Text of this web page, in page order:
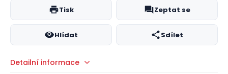
Tisk Zeptat se
Hlídat Sdílet
Detailní informace